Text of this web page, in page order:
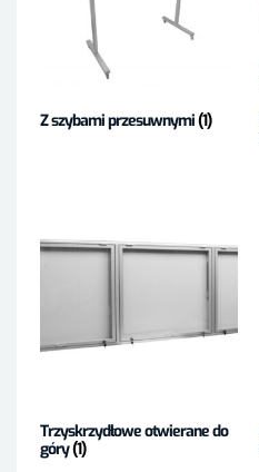
Z szybami przesuwnymi(1)
Trzyskrzydłowe otwierane do
góry(1)